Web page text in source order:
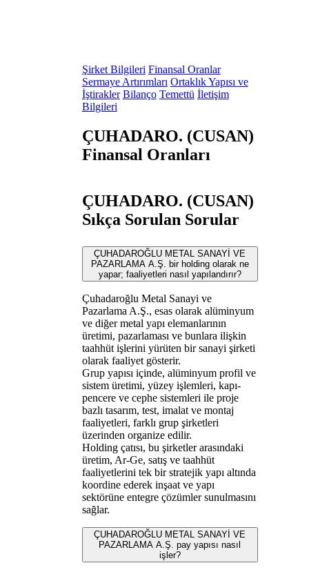
Şirket Bilgileri Finansal Oranlar
Sermaye Artırımları Ortaklık Yapısı ve
İştirakler Bilanço Temettü İletişim
Bilgileri
ÇUHADARO. (CUSAN)
Finansal Oranları
ÇUHADARO. (CUSAN)
Sıkça Sorulan Sorular
ÇUHADAROĞLU METAL SANAYİ VE
PAZARLAMA A.Ş. bir holding olarak ne
yapar; faaliyetleri nasıl yapılandırır?
Çuhadaroğlu Metal Sanayi ve
Pazarlama A.Ş., esas olarak alüminyum
ve diğer metal yapı elemanlarının
üretimi, pazarlaması ve bunlara ilişkin
taahhüt işlerini yürüten bir sanayi şirketi
olarak faaliyet gösterir.
Grup yapısı içinde, alüminyum profil ve
sistem üretimi, yüzey işlemleri, kapı-
pencere ve cephe sistemleri ile proje
bazlı tasarım, test, imalat ve montaj
faaliyetleri, farklı grup şirketleri
üzerinden organize edilir.
Holding çatısı, bu şirketler arasındaki
üretim, Ar-Ge, satış ve taahhüt
faaliyetlerini tek bir stratejik yapı altında
koordine ederek inşaat ve yapı
sektörüne entegre çözümler sunulmasını
sağlar.
ÇUHADAROĞLU METAL SANAYİ VE
PAZARLAMA A.Ş. pay yapısı nasıl
işler?